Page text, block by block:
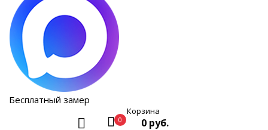
Бесплатный замер
0
Корзина
0 руб.